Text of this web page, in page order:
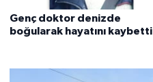
Genç doktor denizde
boğularak hayatını kaybetti